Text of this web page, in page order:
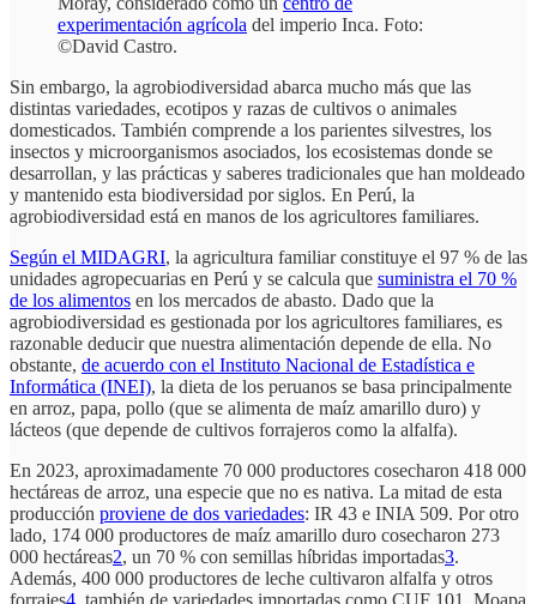
experimentación agrícola del imperio Inca. Foto:
©David Castro.
Sin embargo, la agrobiodiversidad abarca mucho más que las
distintas variedades, ecotipos y razas de cultivos o animales
domesticados. También comprende a los parientes silvestres, los
insectos y microorganismos asociados, los ecosistemas donde se
desarrollan, y las prácticas y saberes tradicionales que han moldeado
y mantenido esta biodiversidad por siglos. En Perú, la
agrobiodiversidad está en manos de los agricultores familiares.
Según el MIDAGRI, la agricultura familiar constituye el 97 % de las
unidades agropecuarias en Perú y se calcula que suministra el 70 %
de los alimentos en los mercados de abasto. Dado que la
agrobiodiversidad es gestionada por los agricultores familiares, es
razonable deducir que nuestra alimentación depende de ella. No
obstante, de acuerdo con el Instituto Nacional de Estadística e
Informática (INEI), la dieta de los peruanos se basa principalmente
en arroz, papa, pollo (que se alimenta de maíz amarillo duro) y
lácteos (que depende de cultivos forrajeros como la alfalfa).
En 2023, aproximadamente 70 000 productores cosecharon 418 000
hectáreas de arroz, una especie que no es nativa. La mitad de esta
producción proviene de dos variedades: IR 43 e INIA 509. Por otro
lado, 174 000 productores de maíz amarillo duro cosecharon 273
000 hectáreas2, un 70 % con semillas híbridas importadas3.
Además, 400 000 productores de leche cultivaron alfalfa y otros
forrajes4 , también de variedades importadas como CUF 101, Moapa